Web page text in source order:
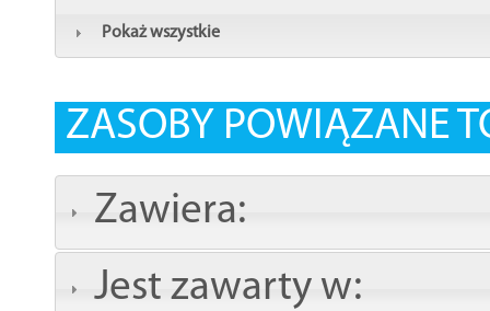
Pokaż wszystkie
ZASOBY POWIĄZANE
Zawiera:
Jest zawarty w: